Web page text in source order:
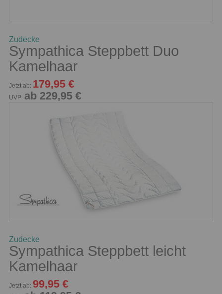
Zudecke
Sympathica Steppbett Duo
Kamelhaar
Jetzt ab: 179,95 €
UVP ab 229,95 €
Zudecke
Sympathica Steppbett leicht
Kamelhaar
Jetzt ab: 99,95 €